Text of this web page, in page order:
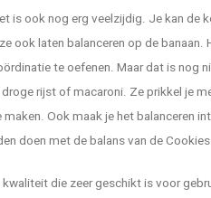
is ook nog erg veelzijdig. Je kan de
ook laten balanceren op de banaan.
te oefenen. Maar dat is nog
rijst of macaroni. Ze prikkel je
Ook maak je het balanceren
doen met de balans van de
die zeer geschikt is voor